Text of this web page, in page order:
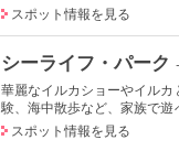
スポット情報を見る
シーライフ・パーク
華麗なイルカショーやイル
験、海中散歩など、家族で
スポット情報を見る